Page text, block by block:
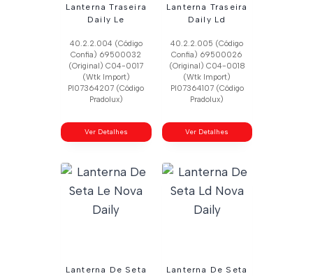
Lanterna Traseira
Daily Le
40.2.2.004 (Código
Confia) 69500032
(Original) C04-0017
(Wtk Import)
Pl07364207 (Código
Pradolux)
Ver Detalhes
Lanterna Traseira
Daily Ld
40.2.2.005 (Código
Confia) 69500026
(Original) C04-0018
(Wtk Import)
Pl07364107 (Código
Pradolux)
Ver Detalhes
Lanterna De Seta
Lanterna De Seta